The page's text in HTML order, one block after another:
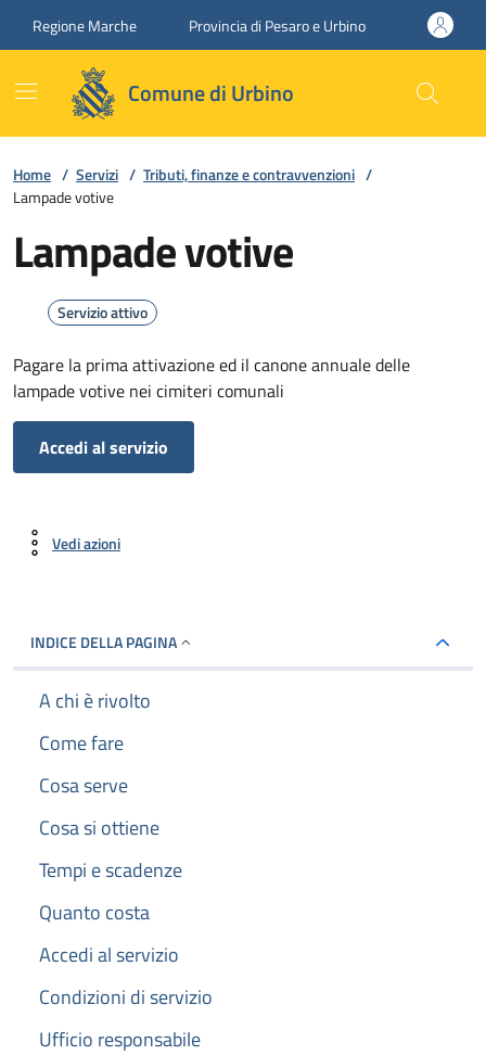
Regione Marche Provincia di Pesaro e Urbino
Comune di Urbino
Home / Servizi / Tributi, finanze e contravvenzioni /
Lampade votive
Lampade votive
Servizio attivo
Pagare la prima attivazione ed il canone annuale delle
lampade votive nei cimiteri comunali
Accedi al servizio
Vedi azioni
INDICE DELLA PAGINA
A chi è rivolto
Come fare
Cosa serve
Cosa si ottiene
Tempi e scadenze
Quanto costa
Accedi al servizio
Condizioni di servizio
Ufficio responsabile